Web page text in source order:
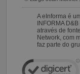
A eInforma é
INFORMA
através de
Network, com
faz parte do